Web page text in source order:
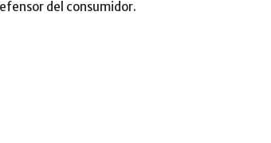
del consumidor.